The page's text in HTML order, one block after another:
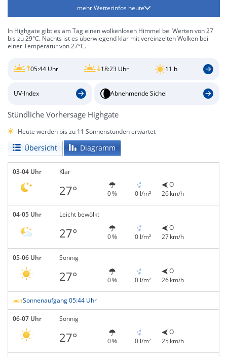
mehr Wetterinfos heute
In Highgate gibt es am Tag einen wolkenlosen Himmel bei Werten von 27
bis zu 29°C. Nachts ist es überwiegend klar mit vereinzelten Wolken bei
einer Temperatur von 27°C.
05:44 Uhr 18:23 Uhr 11 h
UV-Index Abnehmende Sichel
Stündliche Vorhersage Highgate
Heute werden bis zu 11 Sonnenstunden erwartet
Übersicht Diagramm
03-04 Uhr Klar
27° 0 % 0 l/m²
O
26 km/h
04-05 Uhr Leicht bewölkt
27° 0 % 0 l/m²
O
27 km/h
05-06 Uhr Sonnig
27° 0 % 0 l/m²
O
26 km/h
Sonnenaufgang 05:44 Uhr
06-07 Uhr Sonnig
27° 0 % 0 l/m²
O
25 km/h